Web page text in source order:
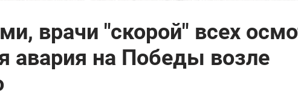
врачи "скорой" всех
авария на Победы возле